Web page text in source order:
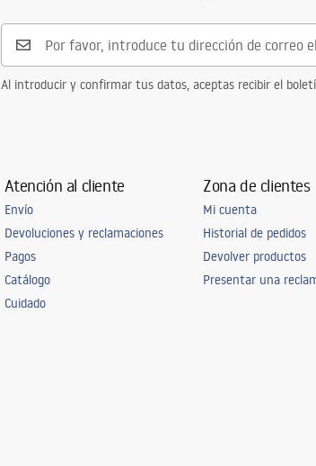
Al introducir y confirmar tus datos, aceptas recibir el
Atención al cliente
Envío
Devoluciones y reclamaciones
Pagos
Catálogo
Cuidado
Zona de clientes
Mi cuenta
Historial de pedidos
Devolver productos
Presentar una